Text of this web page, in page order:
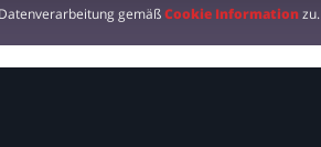
gemäßCookie Informationzu.